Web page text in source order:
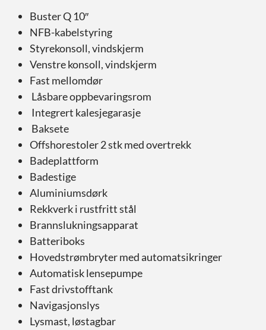
Buster Q 10″
NFB-kabelstyring
Styrekonsoll, vindskjerm
Venstre konsoll, vindskjerm
Fast mellomdør
Låsbare oppbevaringsrom
Integrert kalesjegarasje
Baksete
Offshorestoler 2 stk med overtrekk
Badeplattform
Badestige
Aluminiumsdørk
Rekkverk i rustfritt stål
Brannslukningsapparat
Batteriboks
Hovedstrømbryter med automatsikringer
Automatisk lensepumpe
Fast drivstofftank
Navigasjonslys
Lysmast, løstagbar